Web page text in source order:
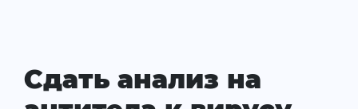
Сдать анализ на